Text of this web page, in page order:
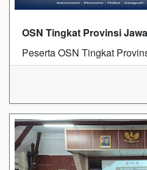
OSN Tingkat Provinsi
Peserta OSN Tingkat